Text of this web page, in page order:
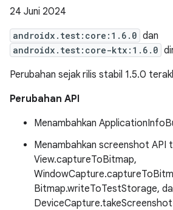
24 Juni 2024
androidx.test:core:1.6.0 dan
androidx.test:core-ktx:1.6.0
Perubahan sejak rilis stabil 1.5.0
Perubahan API
Menambahkan
Menambahkan screenshot API
View.captureToBitmap,
Bitmap.writeToTestStorage,